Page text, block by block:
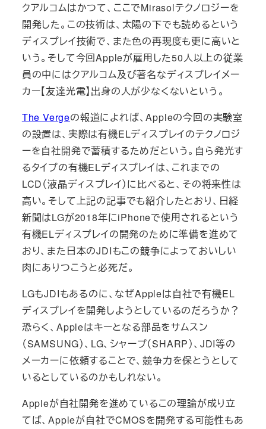
クアルコムはかつて、ここでMirasolテクノロジーを
開発した。この技術は、太陽の下でも読めるという
ディスプレイ技術で、また色の再現度も更に高いと
いう。そして今回Appleが雇用した50人以上の従業
員の中にはクアルコム及び著名なディスプレイメー
カー【友達光電】出身の人が少なくないという。
The Vergeの報道によれば、Appleの今回の実験室
の設置は、実際は有機ELディスプレイのテクノロジ
ーを自社開発で蓄積するためだという。自ら発光す
るタイプの有機ELディスプレイは、これまでの
LCD（液晶ディスプレイ）に比べると、その将来性は
高い。そして上記の記事でも紹介したとおり、日経
新聞はLGが2018年にiPhoneで使用されるという
有機ELディスプレイの開発のために準備を進めて
おり、また日本のJDIもこの競争によっておいしい
肉にありつこうと必死だ。
LGもJDIもあるのに、なぜAppleは自社で有機EL
ディスプレイを開発しようとしているのだろうか？
恐らく、Appleはキーとなる部品をサムスン
（SAMSUNG）、LG、シャープ（SHARP）、JDI等の
メーカーに依頼することで、競争力を保とうとして
いるとしているのかもしれない。
Appleが自社開発を進めているこの理論が成り立
てば、Appleが自社でCMOSを開発する可能性もあ